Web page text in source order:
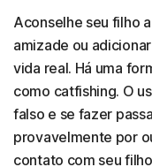
Aconselhe seu filho
amizade ou
vida real. Há uma
como catfishing. O
falso e se fazer
provavelmente por
contato com seu